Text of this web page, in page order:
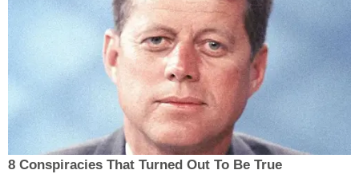
8 Conspiracies That Turned Out To Be True